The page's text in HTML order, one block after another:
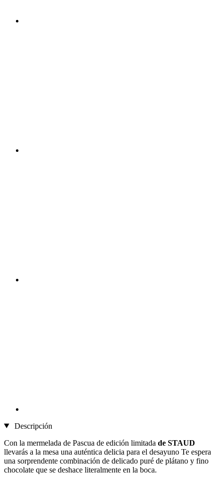
Descripción
Con la mermelada de Pascua de edición limitada de STAUD
llevarás a la mesa una auténtica delicia para el desayuno Te espera
una sorprendente combinación de delicado puré de plátano y fino
chocolate que se deshace literalmente en la boca.